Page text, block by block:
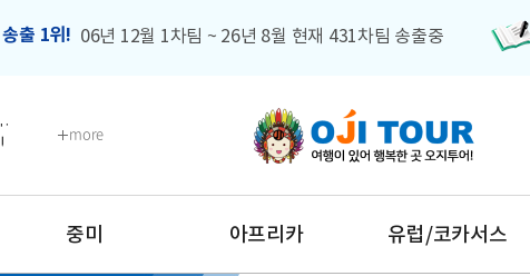
출 1위! 06년 12월 1차팀 ~ 26년 8월 현재 431차팀 송출중
more
중미 아프리카 유럽/코카서스